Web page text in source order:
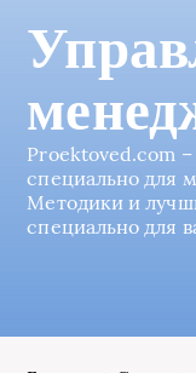
Proektoved.com
специально для
Методики и
специально для